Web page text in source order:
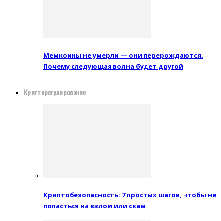
Мемкоины не умерли — они перерождаются.
Почему следующая волна будет другой
Крипторегулирование
Криптобезопасность: 7 простых шагов, чтобы не
попасться на взлом или скам